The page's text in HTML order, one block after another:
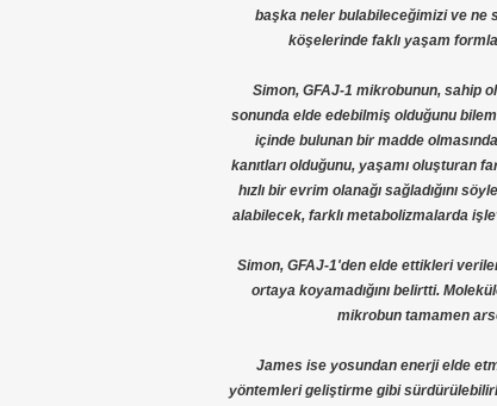
başka neler bulabileceğimizi ve ne
köşelerinde faklı yaşam
Simon, GFAJ-1 mikrobunun, sahip
sonunda elde edebilmiş olduğunu
içinde bulunan bir madde
kanıtları olduğunu, yaşamı oluşturan
hızlı bir evrim olanağı sağladığını
alabilecek, farklı metabolizmalarda
Simon, GFAJ-1'den elde ettikleri
ortaya koyamadığını belirtti.
mikrobun tamamen
James ise yosundan enerji elde
yöntemleri geliştirme gibi